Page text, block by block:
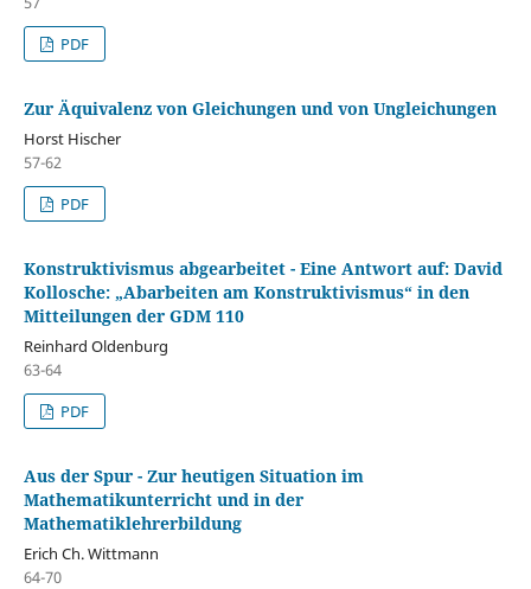
PDF
Zur Äquivalenz von Gleichungen und von Ungleichungen
Horst Hischer
57-62
PDF
Konstruktivismus abgearbeitet - Eine Antwort auf: David
Kollosche: „Abarbeiten am Konstruktivismus“ in den
Mitteilungen der GDM 110
Reinhard Oldenburg
63-64
PDF
Aus der Spur - Zur heutigen Situation im
Mathematikunterricht und in der
Mathematiklehrerbildung
Erich Ch. Wittmann
64-70